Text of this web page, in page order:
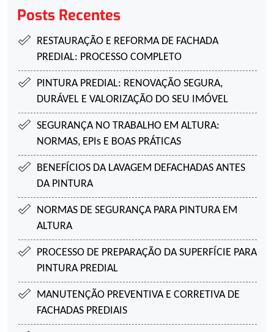
Posts Recentes
RESTAURAÇÃO E REFORMA DE FACHADA
PREDIAL: PROCESSO COMPLETO
PINTURA PREDIAL: RENOVAÇÃO SEGURA,
DURÁVEL E VALORIZAÇÃO DO SEU IMÓVEL
SEGURANÇA NO TRABALHO EM ALTURA:
NORMAS, EPIs E BOAS PRÁTICAS
BENEFÍCIOS DA LAVAGEM DEFACHADAS ANTES
DA PINTURA
NORMAS DE SEGURANÇA PARA PINTURA EM
ALTURA
PROCESSO DE PREPARAÇÃO DA SUPERFÍCIE PARA
PINTURA PREDIAL
MANUTENÇÃO PREVENTIVA E CORRETIVA DE
FACHADAS PREDIAIS